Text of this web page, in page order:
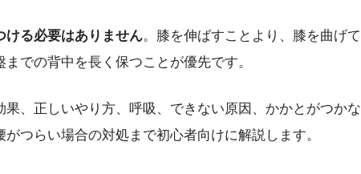
ける必要はありません。膝を伸ばすことより、膝を曲げて
での背中を長く保つことが優先です。
、正しいやり方、呼吸、できない原因、かかとがつかな
つらい場合の対処まで初心者向けに解説します。